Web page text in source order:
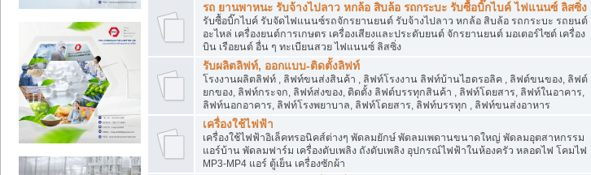
รถ ยานพาหนะ รับจ้างไปลาว หกล้อ สิบล้อ รถกระบะ รับซื้อบิ๊กไบค์ ไฟแนนซ์ ลิสซิ่ง
รับซื้อบิ๊กไบค์ รับจัดไฟแนนซ์รถจักรยานยนต์ รับจ้างไปลาว หกล้อ สิบล้อ รถกระบะ รถยนต์
อะไหล่ เครื่องยนต์การเกษตร เครื่องเสียงและประดับยนต์ จักรยานยนต์ มอเตอร์ไซต์ เครื่อง
บิน เรือยนต์ อื่น ๆ ทะเบียนสวย ไฟแนนซ์ ลิสซิ่ง
รับผลิตลิฟท์, ออกแบบ-ติดตั้งลิฟท์
โรงงานผลิตลิฟท์ , ลิฟท์ขนส่งสินค้า , ลิฟท์โรงงาน ลิฟท์บ้านไฮดรอลิค , ลิฟต์ขนของ, ลิฟต์
ยกของ, ลิฟท์กระจก, ลิฟท์ส่งของ, ติดตั้ง ลิฟต์บรรทุกสินค้า , ลิฟท์โดยสาร, ลิฟท์ในอาคาร,
ลิฟท์นอกอาคาร, ลิฟท์โรงพยาบาล, ลิฟท์โดยสาร, ลิฟท์บรรทุก , ลิฟท์ขนส่งอาหาร
เครื่องใช้ไฟฟ้า
เครื่องใช้ไฟฟ้าอิเล็คทรอนิคส์ต่างๆ พัดลมยักษ์ พัดลมเพดานขนาดใหญ่ พัดลมอุตสาหกรรม
แอร์บ้าน พัดลมฟาร์ม เครื่องดับเพลิง ถังดับเพลิง อุปกรณ์ไฟฟ้าในห้องครัว หลอดไฟ โคมไฟ
MP3-MP4 แอร์ ตู้เย็น เครื่องซักผ้า